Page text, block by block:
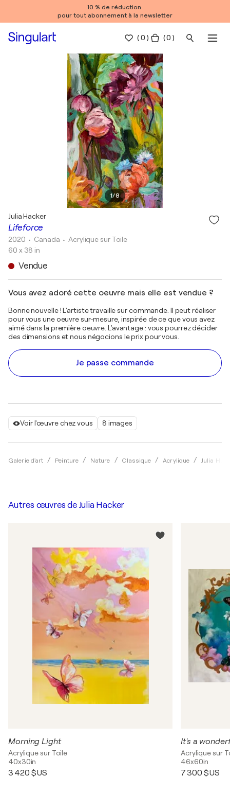
10 % de réduction
pour tout abonnement à la newsletter
(0 ) ( 0 )
1/8
Voir l'œuvre chez vous 8 images
Galerie d'art Peinture Nature Classique Acrylique Julia
Lifeforce
Julia Hacker
2020 • Canada •Acrylique sur Toile
60 x 38 in
Vendue
Vous avez adoré cette oeuvre mais elle est vendue ?
Bonne nouvelle ! L'artiste travaille sur commande. Il peut réaliser
pour vous une oeuvre sur-mesure, inspirée de ce que vous avez
aimé dans la première oeuvre. L'avantage : vous pourrez décider
des dimensions et nous négocions le prix pour vous.
Je passe commande
Autres œuvres de Julia Hacker
Morning Light
Acrylique sur Toile
40x30in
3 420 $US
It's a
Acrylique sur
46x60in
7 300 $US